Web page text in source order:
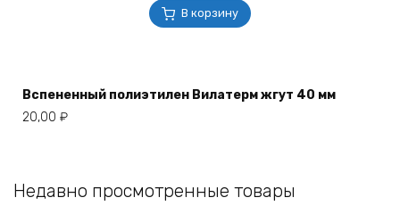
В корзину
Вспененный полиэтилен Вилатерм жгут 40 мм
20,00 ₽
Недавно просмотренные товары